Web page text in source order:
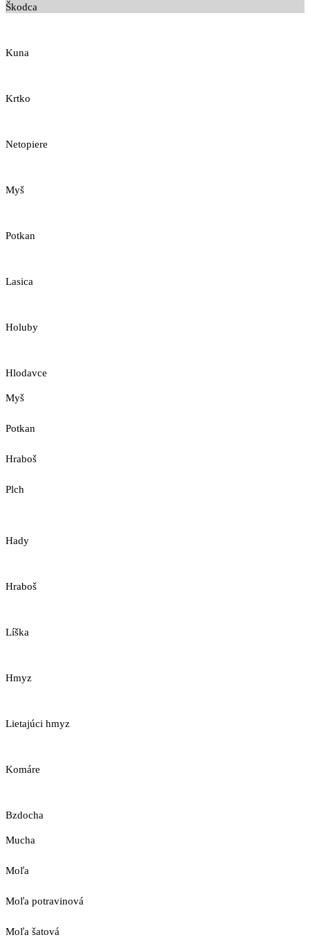
Škodca
Kuna
Krtko
Netopiere
Myš
Potkan
Lasica
Holuby
Hlodavce
Myš
Potkan
Hraboš
Plch
Hady
Hraboš
Líška
Hmyz
Lietajúci hmyz
Komáre
Bzdocha
Mucha
Moľa
Moľa potravinová
Moľa šatová